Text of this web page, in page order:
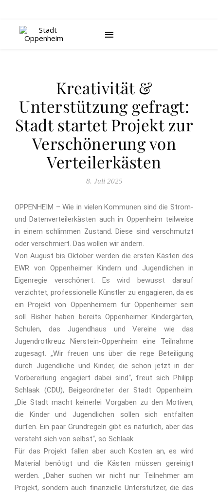
Kreativität &
Unterstützung gefragt:
Stadt startet Projekt zur
Verschönerung von
Verteilerkästen
8. Juli 2025
OPPENHEIM – Wie in vielen Kommunen sind die Strom-
und Datenverteilerkästen auch in Oppenheim teilweise
in einem schlimmen Zustand. Diese sind verschmutzt
oder verschmiert. Das wollen wir ändern.
Von August bis Oktober werden die ersten Kästen des
EWR von Oppenheimer Kindern und Jugendlichen in
Eigenregie verschönert. Es wird bewusst darauf
verzichtet, professionelle Künstler zu engagieren, da es
ein Projekt von Oppenheimern für Oppenheimer sein
soll. Bisher haben bereits Oppenheimer Kindergärten,
Schulen, das Jugendhaus und Vereine wie das
Jugendrotkreuz Nierstein-Oppenheim eine Teilnahme
zugesagt. „Wir freuen uns über die rege Beteiligung
durch Jugendliche und Kinder, die schon jetzt in der
Vorbereitung engagiert dabei sind“, freut sich Philipp
Schlaak (CDU), Beigeordneter der Stadt Oppenheim.
„Die Stadt macht keinerlei Vorgaben zu den Motiven,
die Kinder und Jugendlichen sollen sich entfalten
dürfen. Ein paar Grundregeln gibt es natürlich, aber das
versteht sich von selbst“, so Schlaak.
Für das Projekt fallen aber auch Kosten an, es wird
Material benötigt und die Kästen müssen gereinigt
werden. „Daher suchen wir nicht nur Teilnehmer am
Projekt, sondern auch finanzielle Unterstützer, die das